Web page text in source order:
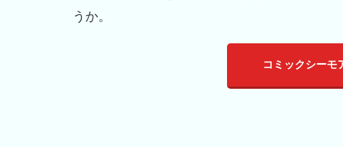
うか。
コミックシーモ